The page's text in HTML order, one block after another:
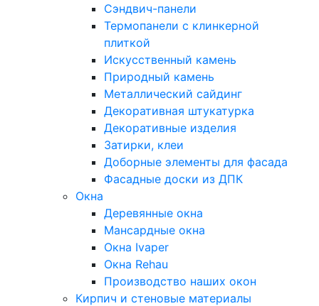
Сэндвич-панели
Термопанели с клинкерной
плиткой
Искусственный камень
Природный камень
Металлический сайдинг
Декоративная штукатурка
Декоративные изделия
Затирки, клеи
Доборные элементы для фасада
Фасадные доски из ДПК
Окна
Деревянные окна
Мансардные окна
Окна Ivaper
Окна Rehau
Производство наших окон
Кирпич и стеновые материалы